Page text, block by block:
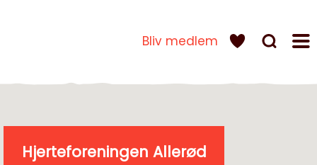
Bliv medlem
Hjerteforeningen Allerød